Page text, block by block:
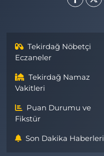
Tekirdağ Nöbetçi
Eczaneler
Tekirdağ Namaz
Vakitleri
Puan Durumu ve
Fikstür
Son Dakika Haberleri